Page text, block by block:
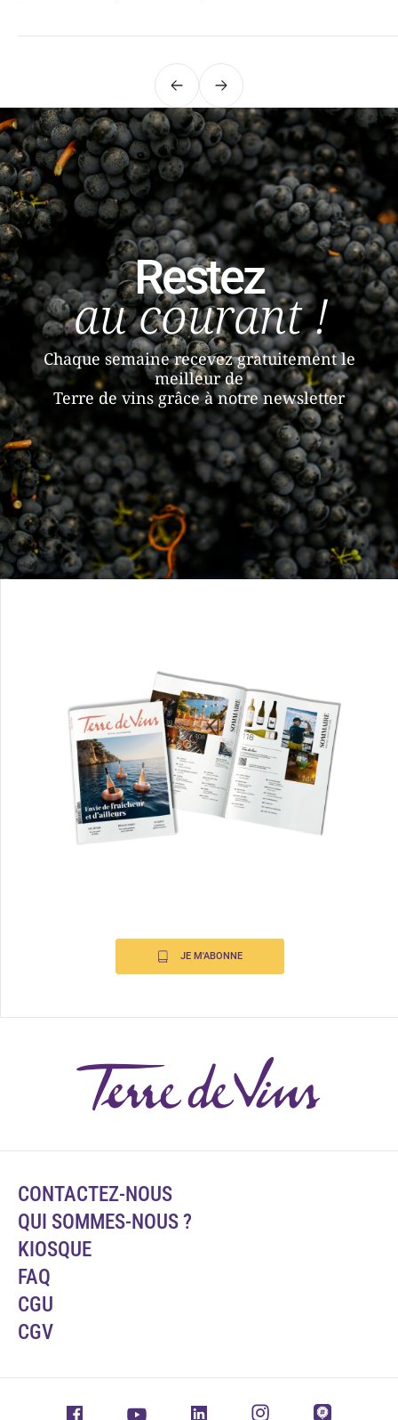
PrécédentSuivant
Restez
au courant !
Chaque semaine recevez gratuitement le
meilleur de
Terre de vins grâce à notre newsletter
JE M'ABONNE
CONTACTEZ-NOUS
QUI SOMMES-NOUS ?
KIOSQUE
FAQ
CGU
CGV